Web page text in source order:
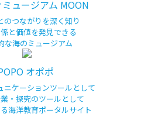
ュージアム MOON
のつながりを深く知り
と価値を発見できる
な海のミュージアム
オポポ
ニケーションツールとして
・探究のツールとして
海洋教育ポータルサイト